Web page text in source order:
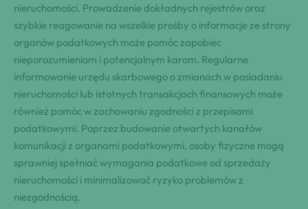
nieruchomości. Prowadzenie dokładnych rejestrów oraz
szybkie reagowanie na wszelkie prośby o informacje ze strony
organów podatkowych może pomóc zapobiec
nieporozumieniom i potencjalnym karom. Regularne
informowanie urzędu skarbowego o zmianach w posiadaniu
nieruchomości lub istotnych transakcjach finansowych może
również pomóc w zachowaniu zgodności z przepisami
podatkowymi. Poprzez budowanie otwartych kanałów
komunikacji z organami podatkowymi, osoby fizyczne mogą
sprawniej spełniać wymagania podatkowe od sprzedaży
nieruchomości i minimalizować ryzyko problemów z
niezgodnością.